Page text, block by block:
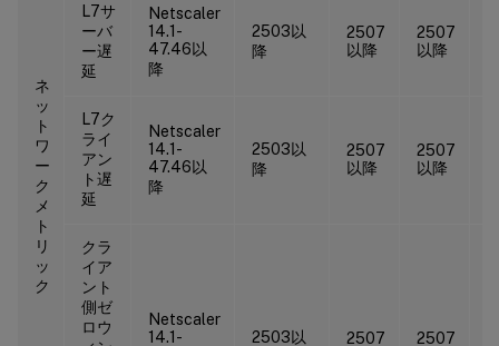
ネ
ッ
ト
ワ
ー
ク
メ
ト
リ
ッ
ク
L7サ
ーバ
ー遅
延
Netscaler
14.1-
47.46以
降
2503以
降
2507
以降
2507
以降
L7ク
ライ
アン
ト遅
延
Netscaler
14.1-
47.46以
降
2503以
降
2507
以降
2507
以降
クラ
イア
ント
側ゼ
ロウ
Netscaler
14.1-
2503以
2507
2507